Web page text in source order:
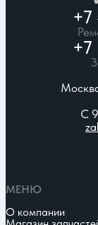
С
МЕНЮ
О компании